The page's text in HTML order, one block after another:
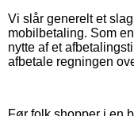
Vi slår generelt et
mobilbetaling. Som
nytte af et
afbetale regningen